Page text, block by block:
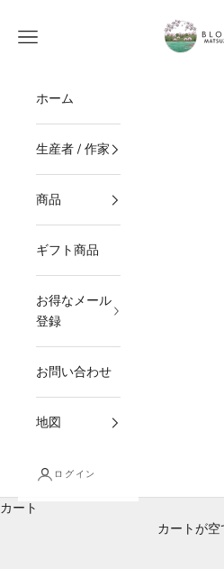
BLOOM
メニュー
ホーム
生産者 / 作家
商品
ギフト商品
お得なメール
登録
お問い合わせ
地図
ログイン
カート
カートが空
ペットと共にある暮らし
松崎町の豊かな自然と素材を活かし
大切な家族であるペットにも、安